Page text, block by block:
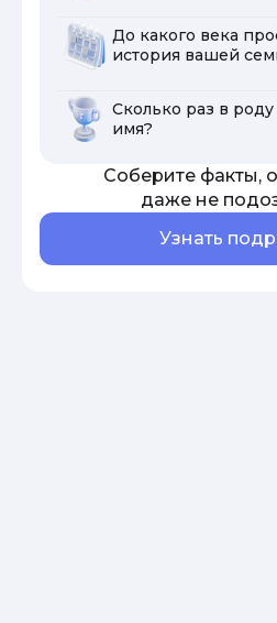
До какого века
история вашей
Сколько раз в
имя?
Соберите факты,
даже не
Узнать